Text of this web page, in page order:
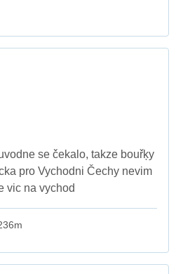
se čekalo, takze bouřķy
pro Vychodni Čechy nevim
vic na vychod